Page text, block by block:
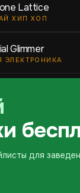
Lattice
ХИП ХОП
Glimmer
ЭЛЕКТРОНИКА
для